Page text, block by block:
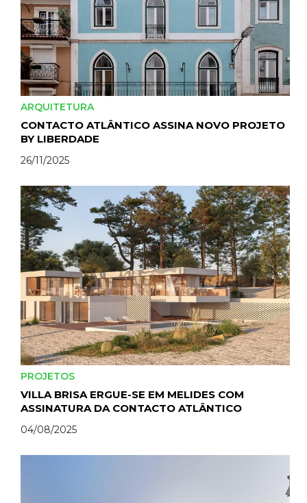
ARQUITETURA
CONTACTO ATLÂNTICO ASSINA NOVO PROJETO
BY LIBERDADE
26/11/2025
PROJETOS
VILLA BRISA ERGUE-SE EM MELIDES COM
ASSINATURA DA CONTACTO ATLÂNTICO
04/08/2025